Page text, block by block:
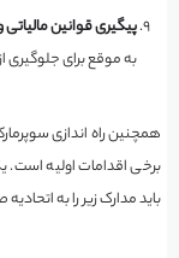
پیگیری قوانین مالیاتی
به موقع برای جلوگیری
همچنین راه اندازی
برخی اقدامات اولیه است.
باید مدارک زیر را به